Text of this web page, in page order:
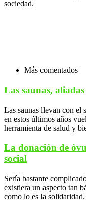
sociedad.
Más comentados
Las saunas,
Las saunas llevan con el
en estos últimos años
herramienta de salud y
La donación de
social
Sería bastante
existiera un aspecto tan
como lo es la